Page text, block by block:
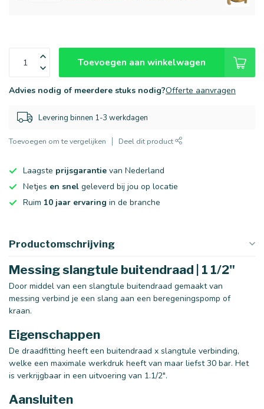
Toevoegen aan winkelwagen
Advies nodig of meerdere stuks nodig?Offerte aanvragen
Levering binnen 1-3 werkdagen
Toevoegen om te vergelijken Deel dit product
Laagste prijsgarantie van Nederland
Netjes en snel geleverd bij jou op locatie
Ruim 10 jaar ervaring in de branche
Productomschrijving
Messing slangtule buitendraad | 1 1/2"
Door middel van een slangtule buitendraad gemaakt van
messing verbind je een slang aan een beregeningspomp of
kraan.
Eigenschappen
De draadfitting heeft een buitendraad x slangtule verbinding,
welke een maximale werkdruk heeft van maar liefst 30 bar. Het
is verkrijgbaar in een uitvoering van 1.1/2".
Aansluiten